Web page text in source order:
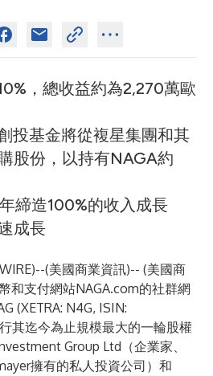
，總收益約為2,270萬歐
投基金將從複星集團和其
股份，以持有NAGA約
締造100%的收入成長
成長
)--(美國商業資訊)-- (美國商
和支付網站NAGA.com的社群網
(XETRA: N4G, ISIN:
其迄今為止規模最大的一輪股權
Group Ltd（企業家、
擁有的私人投資公司）和